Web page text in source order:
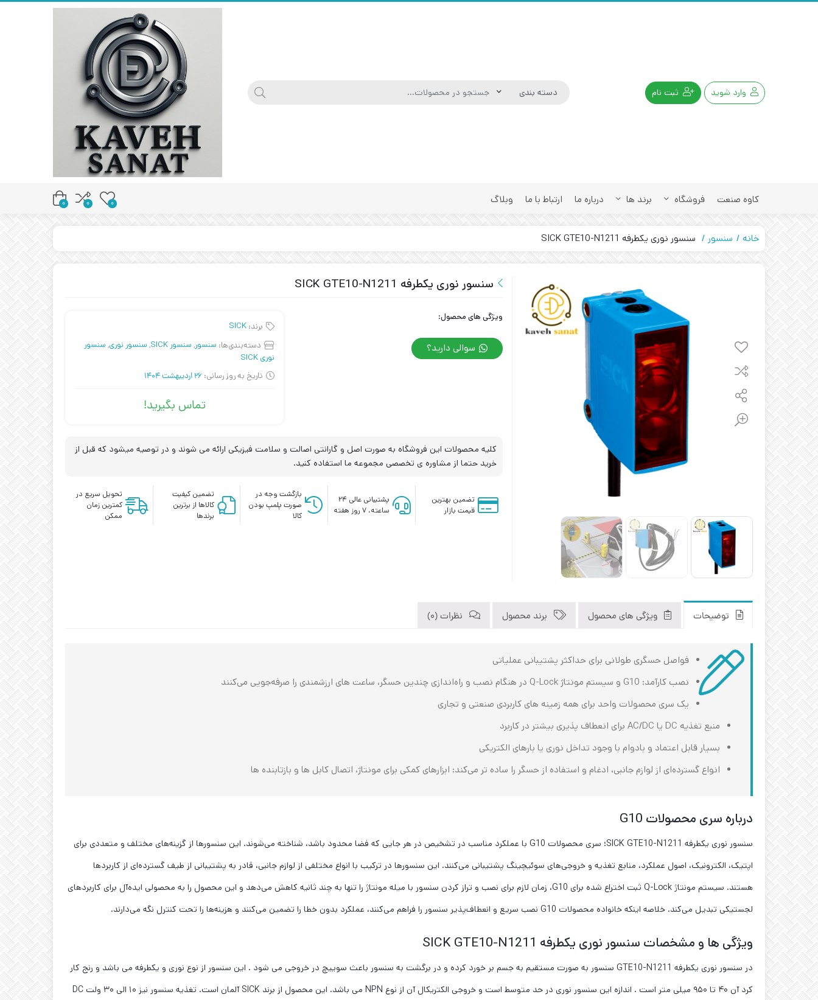
وارد شوید ثبت نام
کاوه صنعت فروشگاه برند ها درباره ما ارتباط با ما وبلاگ 0
0
0
خانه سنسور سنسور نوری یکطرفه SICK GTE10-N1211
سنسور نوری یکطرفه SICK GTE10-N1211
ویژگی های محصول:
سوالی دارید؟
برند: SICK
دسته‌بندی‌ها: سنسور, سنسور SICK , سنسور نوری, سنسور
نوری SICK
تاریخ به روز رسانی: 26 اردیبهشت 1404
تماس بگیرید!
کلیه محصولات این فروشگاه به صورت اصل و گارانتی اصالت و سلامت فیزیکی ارائه می شوند و در توصیه میشود که قبل از
خرید حتما از مشاوره ی تخصصی مجموعه ما استفاده کنید.
تضمین بهترین
قیمت بازار
پشتیبانی عالی ۲۴
ساعته، ۷ روز هفته
بازگشت وجه در
صورت پلمپ بودن
کالا
تضمین کیفیت
کالاها از برترین
برندها
تحویل سریع در
کمترین زمان
ممکن
توضیحات ویژگی های محصول برند محصول نظرات (0)
فواصل حسگری طولانی برای حداکثر پشتیبانی عملیاتی
نصب کارآمد: G10 و سیستم مونتاژ Q-Lock در هنگام نصب و راه‌اندازی چندین حسگر، ساعت‌ های ارزشمندی را صرفه‌جویی می‌کنند
یک سری محصولات واحد برای همه زمینه ‌های کاربردی صنعتی و تجاری
منبع تغذیه DC یا AC/DC برای انعطاف ‌پذیری بیشتر در کاربرد
بسیار قابل اعتماد و بادوام با وجود تداخل نوری یا بارهای الکتریکی
انواع گسترده‌ای از لوازم جانبی، ادغام و استفاده از حسگر را ساده تر می‌کند: ابزارهای کمکی برای مونتاژ، اتصال کابل ‌ها و بازتابنده ‌ها
درباره سری محصولات G10
سنسور نوری یکطرفه SICK GTE10-N1211؛ سری محصولات G10 با عملکرد مناسب در تشخیص در هر جایی که فضا محدود باشد، شناخته می‌شوند. این سنسورها از گزینه‌های مختلف و متعددی برای
اپتیک، الکترونیک، اصول عملکرد، منابع تغذیه و خروجی‌های سوئیچینگ پشتیبانی می‌کنند. این سنسورها در ترکیب با انواع مختلفی از لوازم جانبی، قادر به پشتیبانی از طیف گسترده‌ای از کاربردها
هستند. سیستم مونتاژ Q-Lock ثبت اختراع شده برای G10، زمان لازم برای نصب و تراز کردن سنسور با میله مونتاژ را تنها به چند ثانیه کاهش می‌دهد و این محصول را به محصولی ایده‌آل برای کاربردهای
لجستیکی تبدیل می‌کند. خلاصه اینکه خانواده محصولات G10 نصب سریع و انعطاف‌پذیر سنسور را فراهم می‌کنند، عملکرد بدون خطا را تضمین می‌کنند و هزینه‌ها را تحت کنترل نگه می‌دارند.
ویژگی ها و مشخصات سنسور نوری یکطرفه SICK GTE10-N1211
در سنسور نوری یکطرفه GTE10-N1211 سنسور به صورت مستقیم به جسم بر خورد کرده و در برگشت به سنسور باعث سوییچ در خروجی می شود . این سنسور از نوع نوری و یکطرفه می باشد و رنج کار
کرد آن ۴۰ تا ۹۵۰ میلی متر است . اندازه این سنسور نوری در حد متوسط است و خروجی الکتریکال آن از نوع NPN می باشد. این محصول از برند SICK آلمان است. تغذیه سنسور نیز ۱۰ الی ۳۰ ولت DC